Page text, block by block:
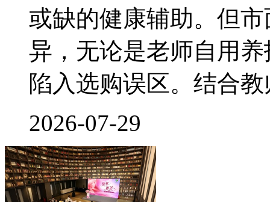
或缺的健康辅助。但
异，无论是老师自用
陷入选购误区。结合
2026-07-29